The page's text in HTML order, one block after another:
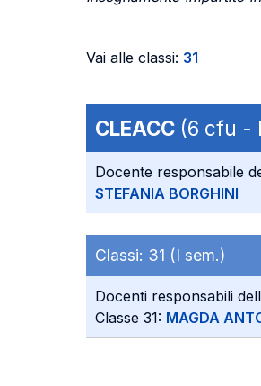
Vai alle classi: 31
CLEACC (6 cfu -
Docente responsabile
STEFANIA BORGHINI
Classi: 31 (I sem.)
Docenti responsabili
Classe 31: MAGDA